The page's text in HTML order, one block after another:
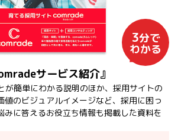
サービス紹介』
3分で
わかる
が簡単にわかる説明のほか、採用サイトの
値のビジュアルイメージなど、採用に困っ
みに答えるお役立ち情報も掲載した資料を